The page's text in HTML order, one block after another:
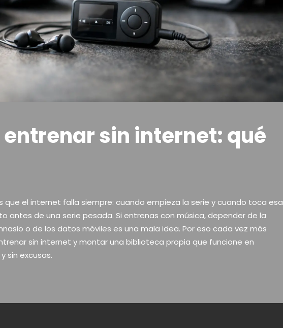
entrenar sin internet: qué
que el internet falla siempre: cuando empieza la serie y cuando toca esa
antes de una serie pesada. Si entrenas con música, depender de la
o de los datos móviles es una mala idea. Por eso cada vez más
sin internet y montar una biblioteca propia que funcione en
sin excusas.